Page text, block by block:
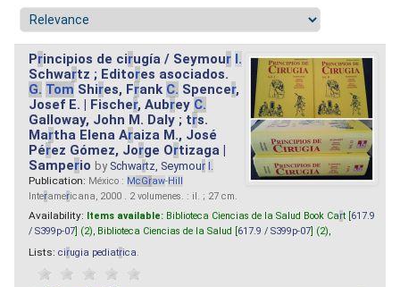
Principios de cirugía / Seymour I.
Schwartz ; Editores asociados.
G. Tom Shires, Frank C. Spencer,
Josef E. | Fischer, Aubrey C.
Galloway, John M. Daly ; trs.
Martha Elena Araiza M., José
Pérez Gómez, Jorge Ortizaga |
Samperio by Schwartz, Seymour I.
Publication: México : McGraw-Hill
Interamericana, 2000 . 2 volumenes. : il. ; 27 cm.
Availability: Items available: Biblioteca Ciencias de la Salud Book Cart [ 617.9
/ S399p-07 ] (2), Biblioteca Ciencias de la Salud [ 617.9 / S399p-07 ] (2),
Lists: cirugia pediatrica